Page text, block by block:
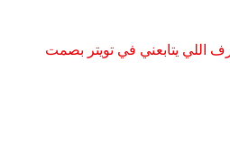
اللي يتابعني في تويتر بصمت